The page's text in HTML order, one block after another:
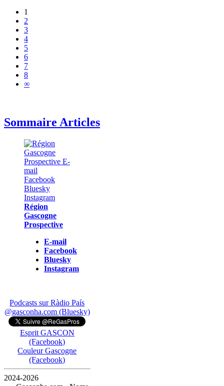
1
2
3
4
5
6
7
8
∞
Sommaire Articles
Région
Gascogne
Prospective
E-mail
Facebook
Bluesky
Instagram
Podcasts sur Ràdio País
@gasconha.com (Bluesky)
Esprit GASCON
(Facebook)
Couleur Gascogne
(Facebook)
2024-2026